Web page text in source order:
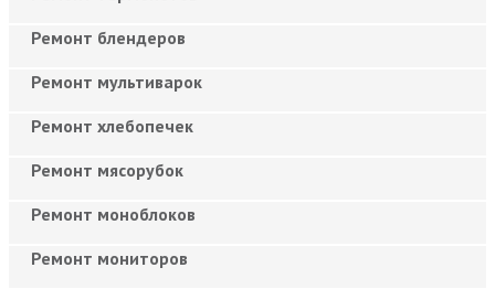
Ремонт блендеров
Ремонт мультиварок
Ремонт хлебопечек
Ремонт мясорубок
Ремонт моноблоков
Ремонт мониторов